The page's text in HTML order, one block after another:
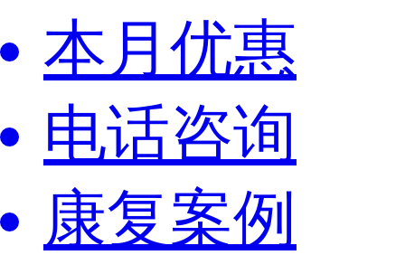
本月优惠
电话咨询
康复案例